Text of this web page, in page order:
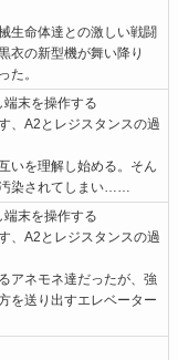
生命体達との激しい戦闘
衣の新型機が舞い降り
た。
末を操作する
、A2とレジスタンスの過
いを理解し始める。そん
染されてしまい……
末を操作する
、A2とレジスタンスの過
アネモネ達だったが、強
を送り出すエレベーター